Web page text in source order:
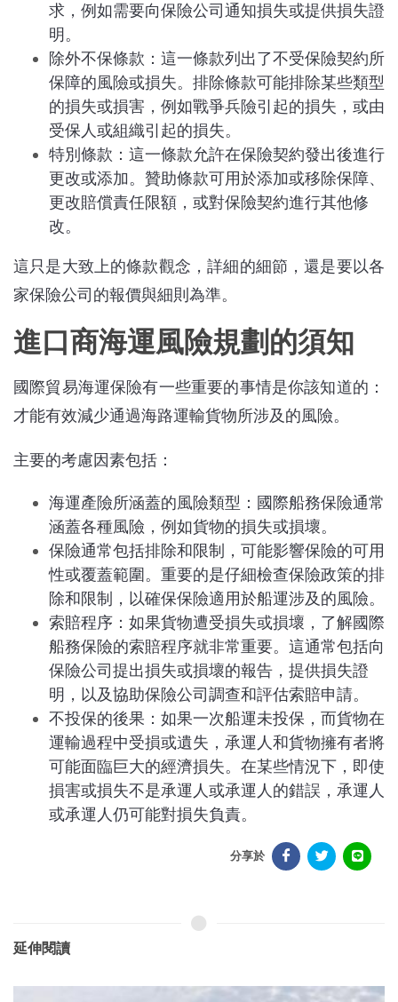
求，例如需要向保險公司通知損失或提供損失證
明。
除外不保條款：這一條款列出了不受保險契約所
保障的風險或損失。排除條款可能排除某些類型
的損失或損害，例如戰爭兵險引起的損失，或由
受保人或組織引起的損失。
特別條款：這一條款允許在保險契約發出後進行
更改或添加。贊助條款可用於添加或移除保障、
更改賠償責任限額，或對保險契約進行其他修
改。
這只是大致上的條款觀念，詳細的細節，還是要以各
家保險公司的報價與細則為準。
進口商海運風險規劃的須知
國際貿易海運保險有一些重要的事情是你該知道的：
才能有效減少通過海路運輸貨物所涉及的風險。
主要的考慮因素包括：
海運產險所涵蓋的風險類型：國際船務保險通常
涵蓋各種風險，例如貨物的損失或損壞。
保險通常包括排除和限制，可能影響保險的可用
性或覆蓋範圍。重要的是仔細檢查保險政策的排
除和限制，以確保保險適用於船運涉及的風險。
索賠程序：如果貨物遭受損失或損壞，了解國際
船務保險的索賠程序就非常重要。這通常包括向
保險公司提出損失或損壞的報告，提供損失證
明，以及協助保險公司調查和評估索賠申請。
不投保的後果：如果一次船運未投保，而貨物在
運輸過程中受損或遺失，承運人和貨物擁有者將
可能面臨巨大的經濟損失。在某些情況下，即使
損害或損失不是承運人或承運人的錯誤，承運人
或承運人仍可能對損失負責。
分享於
延伸閱讀